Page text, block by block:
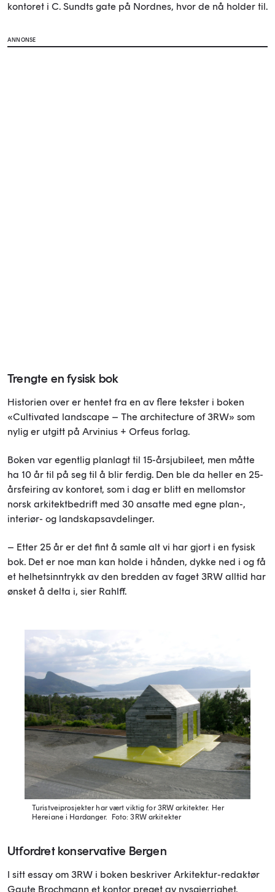
kontoret i C. Sundts gate på Nordnes, hvor de nå holder til.
ANNONSE
Trengte en fysisk bok
Historien over er hentet fra en av flere tekster i boken
«Cultivated landscape – The architecture of 3RW» som
nylig er utgitt på Arvinius + Orfeus forlag.
Boken var egentlig planlagt til 15-årsjubileet, men måtte
ha 10 år til på seg til å blir ferdig. Den ble da heller en 25-
årsfeiring av kontoret, som i dag er blitt en mellomstor
norsk arkitektbedrift med 30 ansatte med egne plan-,
interiør- og landskapsavdelinger.
– Etter 25 år er det fint å samle alt vi har gjort i en fysisk
bok. Det er noe man kan holde i hånden, dykke ned i og få
et helhetsinntrykk av den bredden av faget 3RW alltid har
ønsket å delta i, sier Rahlff.
Turistveiprosjekter har vært viktig for 3RW arkitekter. Her
Hereiane i Hardanger.
Foto: 3RW arkitekter
Utfordret konservative Bergen
I sitt essay om 3RW i boken beskriver Arkitektur-redaktør
Gaute Brochmann et kontor preget av nysgjerrighet,